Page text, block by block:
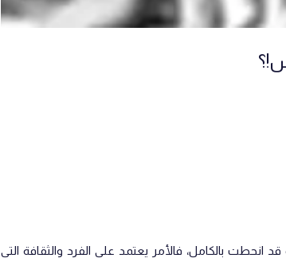
انحطت بالكامل، فالأمر يعتمد على الفرد والثقافة التي